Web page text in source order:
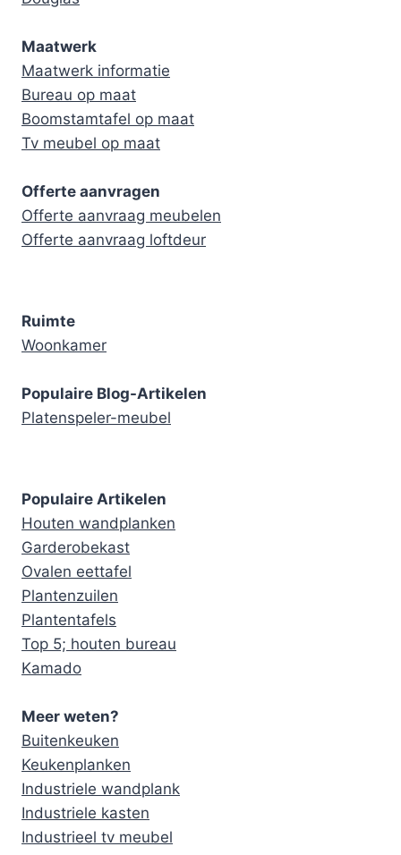
Maatwerk
Maatwerk informatie
Bureau op maat
Boomstamtafel op maat
Tv meubel op maat
Offerte aanvragen
Offerte aanvraag meubelen
Offerte aanvraag loftdeur
Ruimte
Woonkamer
Populaire Blog-Artikelen
Platenspeler-meubel
Populaire Artikelen
Houten wandplanken
Garderobekast
Ovalen eettafel
Plantenzuilen
Plantentafels
Top 5; houten bureau
Kamado
Meer weten?
Buitenkeuken
Keukenplanken
Industriele wandplank
Industriele kasten
Industrieel tv meubel